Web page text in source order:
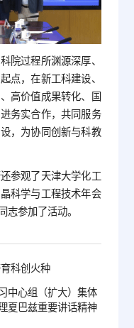
院过程所渊源深厚、
点，在新工科建设、
高价值成果转化、国
务实合作，共同服务
，为协同创新与科教
参观了天津大学化工
科学与工程技术年会
志参加了活动。
科创火种
中心组（扩大）集体
夏巴兹重要讲话精神